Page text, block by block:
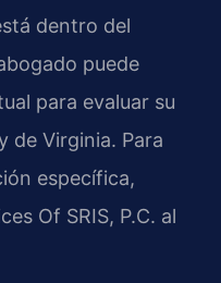
dentro del
puede
para evaluar su
de Virginia. Para
específica,
Of SRIS, P.C. al